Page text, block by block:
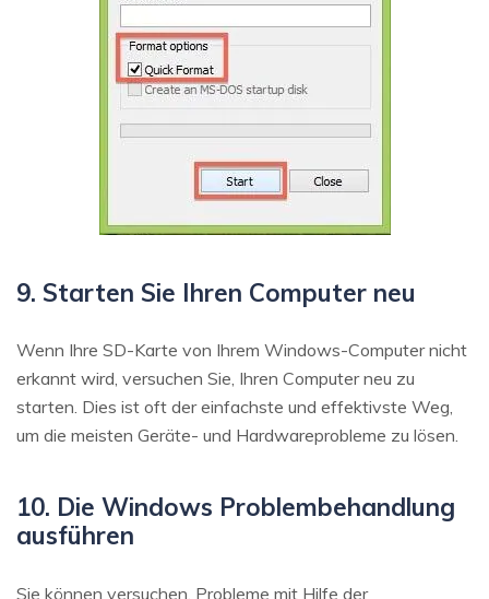
9. Starten Sie Ihren Computer neu
Wenn Ihre SD-Karte von Ihrem Windows-Computer nicht
erkannt wird, versuchen Sie, Ihren Computer neu zu
starten. Dies ist oft der einfachste und effektivste Weg,
um die meisten Geräte- und Hardwareprobleme zu lösen.
10. Die Windows Problembehandlung
ausführen
Sie können versuchen, Probleme mit Hilfe der